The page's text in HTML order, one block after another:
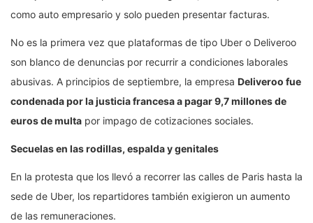
como auto empresario y solo pueden presentar facturas.
No es la primera vez que plataformas de tipo Uber o Deliveroo
son blanco de denuncias por recurrir a condiciones laborales
abusivas. A principios de septiembre, la empresa Deliveroo fue
condenada por la justicia francesa a pagar 9,7 millones de
euros de multa por impago de cotizaciones sociales.
Secuelas en las rodillas, espalda y genitales
En la protesta que los llevó a recorrer las calles de Paris hasta la
sede de Uber, los repartidores también exigieron un aumento
de las remuneraciones.